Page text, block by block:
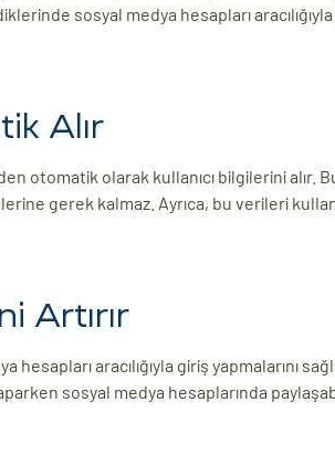
sosyal medya hesapları
Alır
otomatik olarak kullanıcı bilgilerini alır.
gerek kalmaz. Ayrıca, bu verileri
Artırır
aracılığıyla giriş yapmalarını
sosyal medya hesaplarında